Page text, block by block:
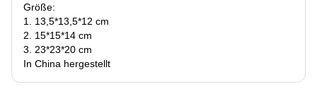
Größe:
1. 13,5*13,5*12 cm
2. 15*15*14 cm
3. 23*23*20 cm
In China hergestellt